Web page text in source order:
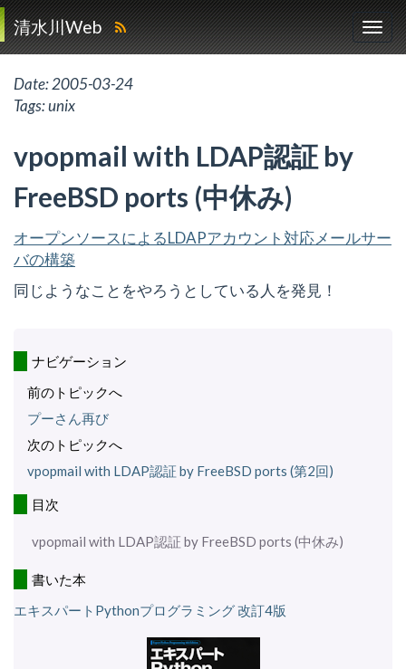
清水川Web
Date:2005-03-24
Tags:unix
vpopmail with LDAP認証 by
FreeBSD ports (中休み)
オープンソースによるLDAPアカウント対応メールサー
バの構築
同じようなことをやろうとしている人を発見！
ナビゲーション
前のトピックへ
プーさん再び
次のトピックへ
vpopmail with LDAP認証 by FreeBSD ports (第2回)
目次
vpopmail with LDAP認証 by FreeBSD ports (中休み)
書いた本
エキスパートPythonプログラミング 改訂4版